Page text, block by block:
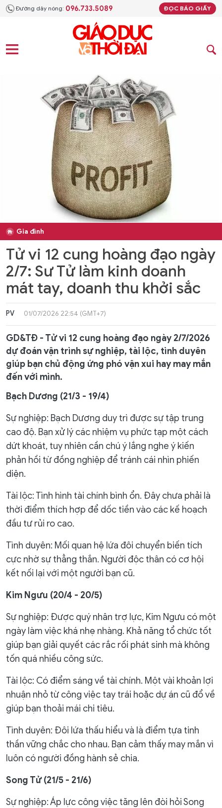
Đường dây nóng: 096.733.5089 ĐỌC BÁO GIẤY
Gia đình
Tử vi 12 cung hoàng đạo ngày
2/7: Sư Tử làm kinh doanh
mát tay, doanh thu khởi sắc
PV 01/07/2026 22:54 (GMT+7)
GD&TĐ - Tử vi 12 cung hoàng đạo ngày 2/7/2026
dự đoán vận trình sự nghiệp, tài lộc, tình duyên
giúp bạn chủ động ứng phó vận xui hay may mắn
đến với mình.
Bạch Dương (21/3 - 19/4)
Sự nghiệp: Bạch Dương duy trì được sự tập trung
cao độ. Bạn xử lý các nhiệm vụ phức tạp một cách
dứt khoát, tuy nhiên cần chú ý lắng nghe ý kiến
phản hồi từ đồng nghiệp để tránh cái nhìn phiến
diện.
Tài lộc: Tình hình tài chính bình ổn. Đây chưa phải là
thời điểm thích hợp để dốc tiền vào các kế hoạch
đầu tư rủi ro cao.
Tình duyên: Mối quan hệ lứa đôi chuyển biến tích
cực nhờ sự thẳng thắn. Người độc thân có cơ hội
kết nối lại với một người bạn cũ.
Kim Ngưu (20/4 - 20/5)
Sự nghiệp: Được quý nhân trợ lực, Kim Ngưu có một
ngày làm việc khá nhẹ nhàng. Khả năng tổ chức tốt
giúp bạn giải quyết các rắc rối phát sinh mà không
tốn quá nhiều công sức.
Tài lộc: Có điểm sáng về tài chính. Một vài khoản lợi
nhuận nhỏ từ công việc tay trái hoặc dự án cũ đổ về
giúp bạn thoải mái chi tiêu.
Tình duyên: Đôi lứa thấu hiểu và là điểm tựa tinh
thần vững chắc cho nhau. Bạn cảm thấy may mắn vì
luôn có người đồng hành sẻ chia.
Song Tử (21/5 - 21/6)
Sự nghiệp: Áp lực công việc tăng lên đòi hỏi Song